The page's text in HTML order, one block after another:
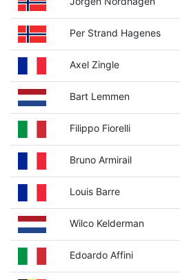
Per Strand Hagenes
Axel Zingle
Bart Lemmen
Filippo Fiorelli
Bruno Armirail
Louis Barre
Wilco Kelderman
Edoardo Affini